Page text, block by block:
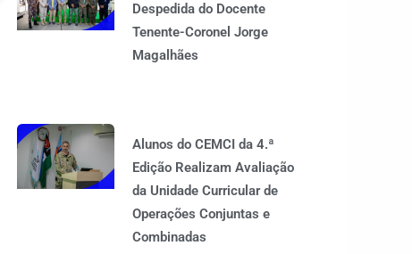
Despedida do Docente
Tenente-Coronel Jorge
Magalhães
Alunos do CEMCI da 4.ª
Edição Realizam Avaliação
da Unidade Curricular de
Operações Conjuntas e
Combinadas